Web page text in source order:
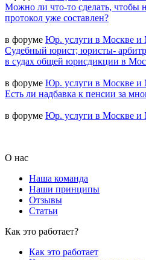
Можно ли что-то сделать, чтобы
протокол уже составлен?
в форуме Юр. услуги в Москве
Судебный юрист; юристы-
в судах общей юрисдикции в
в форуме Юр. услуги в Москве
Есть ли надбавка к пенсии за
в форуме Юр. услуги в Москве
О нас
Наша команда
Наши принципы
Отзывы
Статьи
Как это работает?
Как это работает